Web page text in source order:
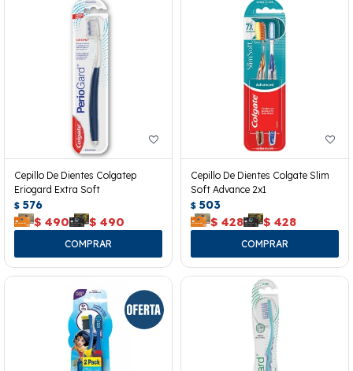
Cepillo De Dientes Colgatep
Eriogard Extra Soft
$ 576
$ 490 $ 490
Cepillo De Dientes Colgate Slim
Soft Advance 2x1
$ 503
$ 428 $ 428